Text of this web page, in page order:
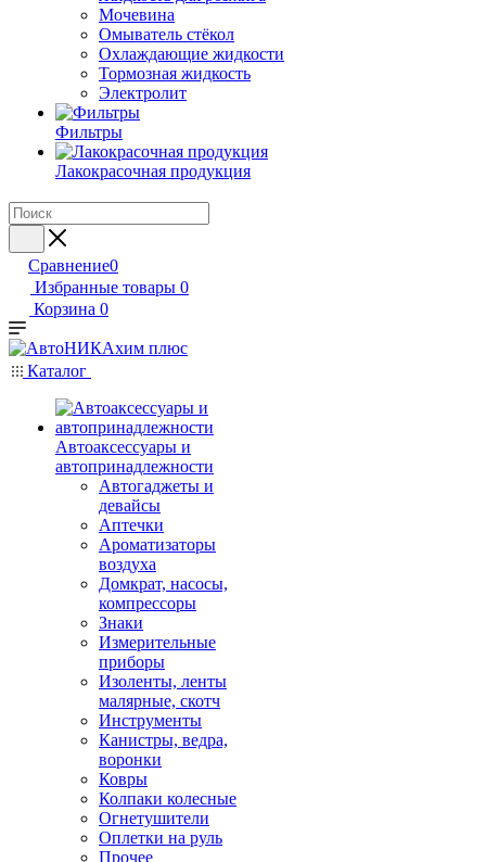
Мочевина
Омыватель стёкол
Охлаждающие жидкости
Тормозная жидкость
Электролит
Фильтры
Лакокрасочная продукция
Сравнение0
Избранные товары 0
Корзина 0
Каталог
Автоаксессуары и
автопринадлежности
Автогаджеты и
девайсы
Аптечки
Ароматизаторы
воздуха
Домкрат, насосы,
компрессоры
Знаки
Измерительные
приборы
Изоленты, ленты
малярные, скотч
Инструменты
Канистры, ведра,
воронки
Ковры
Колпаки колесные
Огнетушители
Оплетки на руль
Прочее